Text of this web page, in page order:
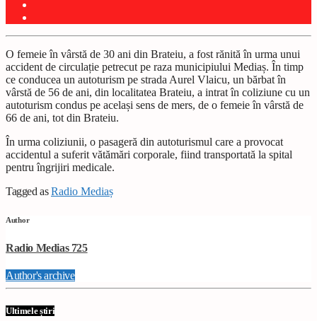
O femeie în vârstă de 30 ani din Brateiu, a fost rănită în urma unui
accident de circulație petrecut pe raza municipiului Mediaș. În timp
ce conducea un autoturism pe strada Aurel Vlaicu, un bărbat în
vârstă de 56 de ani, din localitatea Brateiu, a intrat în coliziune cu un
autoturism condus pe același sens de mers, de o femeie în vârstă de
66 de ani, tot din Brateiu.
În urma coliziunii, o pasageră din autoturismul care a provocat
accidentul a suferit vătămări corporale, fiind transportată la spital
pentru îngrijiri medicale.
Tagged asRadio Mediaș
Author
Radio Medias 725
Author's archive
Ultimele știri